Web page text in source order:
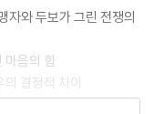
자와 두보가 그린 전쟁의
마음의 힘
의 결정적 차이
를 얻은 성탕